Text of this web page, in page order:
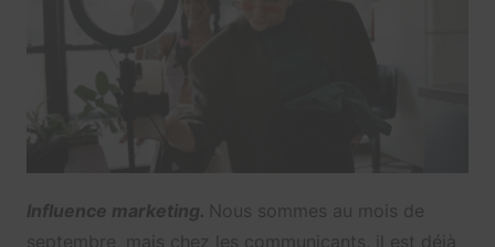
Influence marketing. Nous sommes au mois de
septembre, mais chez les communicants, il est déjà